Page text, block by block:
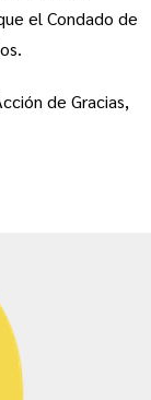
el Condado de
de Gracias,